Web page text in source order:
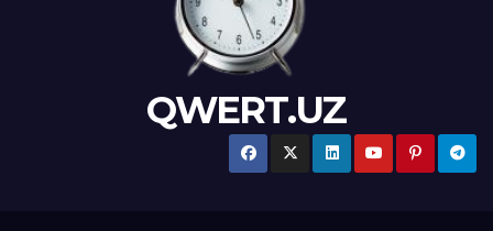
QWERT.UZ